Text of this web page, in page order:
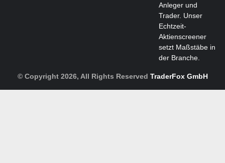
Anleger und
Trader. Unser
Echtzeit-
Aktienscreener
setzt Maßstäbe in
der Branche.
© Copyright 2026, All Rights Reserved TraderFox GmbH